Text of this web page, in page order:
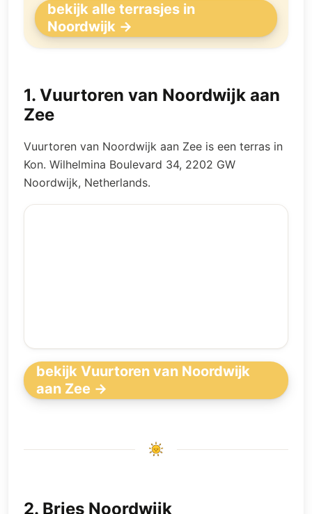
bekijk alle terrasjes in
Noordwijk →
1. Vuurtoren van Noordwijk aan
Zee
Vuurtoren van Noordwijk aan Zee is een terras in
Kon. Wilhelmina Boulevard 34, 2202 GW
Noordwijk, Netherlands.
bekijk Vuurtoren van Noordwijk
aan Zee →
2. Bries Noordwijk